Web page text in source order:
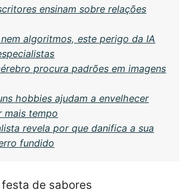
ensinam sobre relações
algoritmos, este perigo da IA
procura padrões em imagens
hobbies ajudam a envelhecer
mais tempo
revela por que danifica a sua
fundido
de sabores